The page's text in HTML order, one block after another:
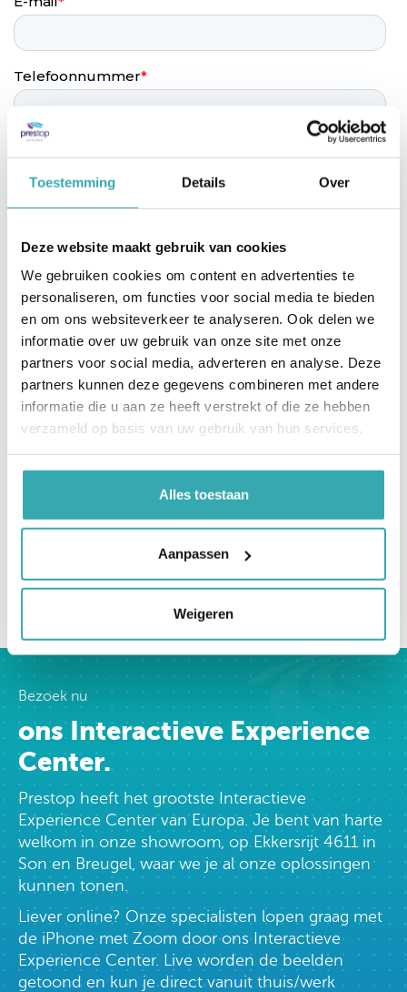
Toestemming Details Over
Deze website maakt gebruik van cookies
We gebruiken cookies om content en advertenties te
personaliseren, om functies voor social media te bieden
en om ons websiteverkeer te analyseren. Ook delen we
informatie over uw gebruik van onze site met onze
partners voor social media, adverteren en analyse. Deze
partners kunnen deze gegevens combineren met andere
informatie die u aan ze heeft verstrekt of die ze hebben
verzameld op basis van uw gebruik van hun services.
Alles toestaan
Aanpassen
Weigeren
Bezoek nu
ons Interactieve Experience
Center.
Prestop heeft het grootste Interactieve
Experience Center van Europa. Je bent van harte
welkom in onze showroom, op Ekkersrijt 4611 in
Son en Breugel, waar we je al onze oplossingen
kunnen tonen.
Liever online? Onze specialisten lopen graag met
de iPhone met Zoom door ons Interactieve
Experience Center. Live worden de beelden
getoond en kun je direct vanuit thuis/werk